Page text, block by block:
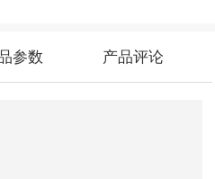
参数 产品评论